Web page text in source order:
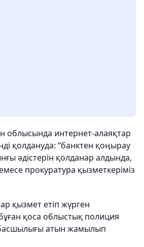
облысында интернет-алаяқтар
қолдануда: “банктен қоңырау
әдістерін қолданар алдында,
прокуратура қызметкеріміз
қызмет етіп жүрген
қоса облыстық полиция
атын жамылып